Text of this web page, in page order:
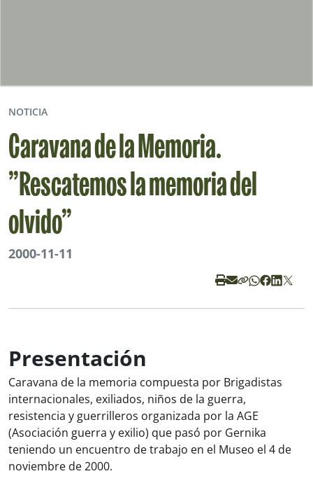
NOTICIA
Caravana de la Memoria.
”Rescatemos la memoria del
olvido”
2000-11-11
Presentación
Caravana de la memoria compuesta por Brigadistas
internacionales, exiliados, niños de la guerra,
resistencia y guerrilleros organizada por la AGE
(Asociación guerra y exilio) que pasó por Gernika
teniendo un encuentro de trabajo en el Museo el 4 de
noviembre de 2000.